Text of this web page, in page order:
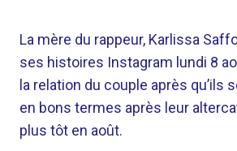
La mère du rappeur, Karlissa
ses histoires Instagram lundi 8
la relation du couple après qu’ils
en bons termes après leur
plus tôt en août.